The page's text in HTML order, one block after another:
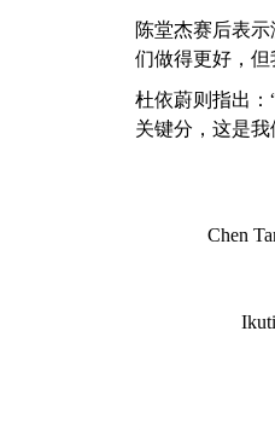
陈堂杰赛后表
们做得更好，
杜依蔚则指出
关键分，这是
Chen